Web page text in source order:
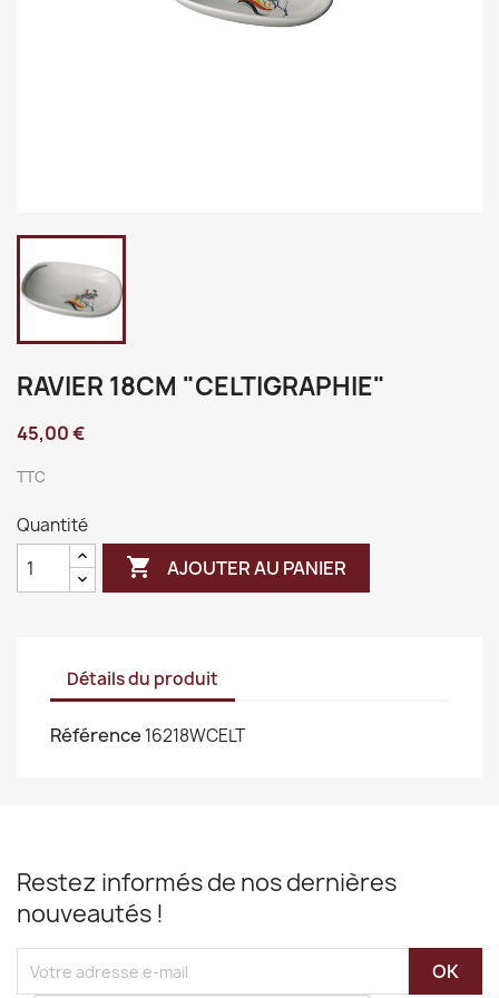
RAVIER 18CM "CELTIGRAPHIE"
45,00 €
TTC
Quantité
 AJOUTER AU PANIER
Détails du produit
Référence 16218WCELT
Restez informés de nos dernières
nouveautés !